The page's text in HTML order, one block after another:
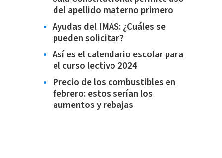
del apellido materno primero
Ayudas del IMAS: ¿Cuáles se
pueden solicitar?
Así es el calendario escolar para
el curso lectivo 2024
Precio de los combustibles en
febrero: estos serían los
aumentos y rebajas